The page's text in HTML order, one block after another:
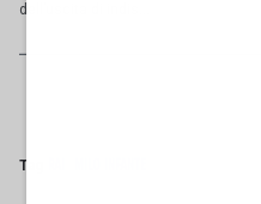
dell’uscita di indis...
Tag